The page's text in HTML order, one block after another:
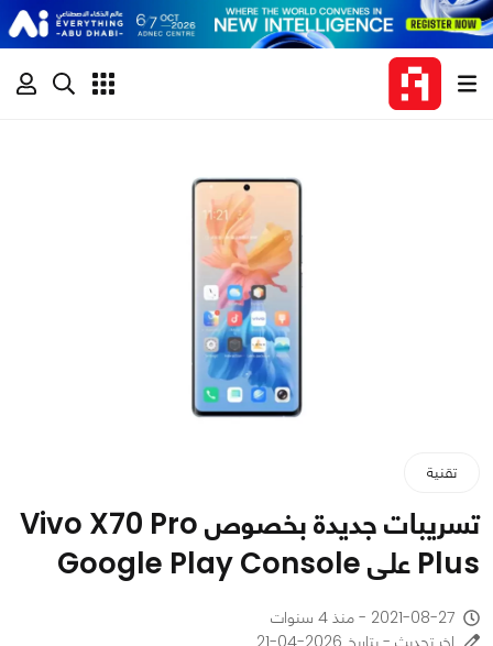
تقنية
تسريبات جديدة بخصوص Vivo X70 Pro
Plus على Google Play Console
2021-08-27 - منذ 4 سنوات
اخر تحديث - بتاريخ 2026-04-21